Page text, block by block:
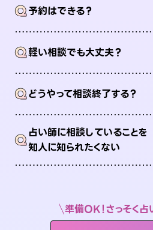
Q予約はできる？
Q軽い相談でも大丈夫？
Qどうやって相談終了する？
Q占い師に相談していることを
知人に知られたくない
準備OK！さっそく